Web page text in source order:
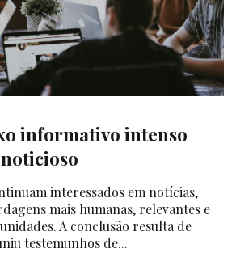
informativo intenso
interessados em notícias,
mais humanas, relevantes e
A conclusão resulta de
testemunhos de...